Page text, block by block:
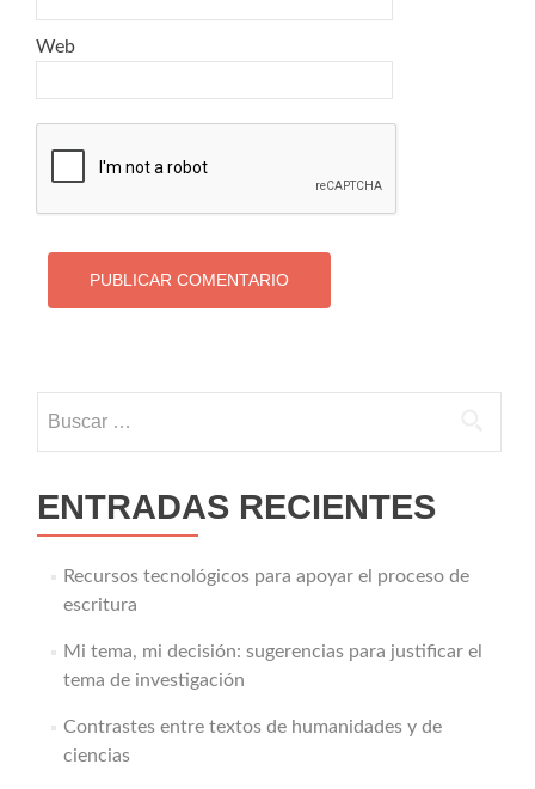
Web
ENTRADAS RECIENTES
Recursos tecnológicos para apoyar el proceso de
escritura
Mi tema, mi decisión: sugerencias para justificar el
tema de investigación
Contrastes entre textos de humanidades y de
ciencias